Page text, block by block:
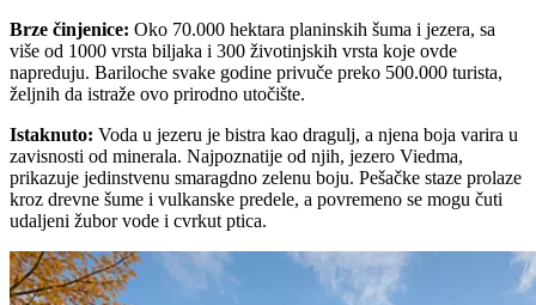
Brze činjenice: Oko 70.000 hektara planinskih šuma i jezera, sa
više od 1000 vrsta biljaka i 300 životinjskih vrsta koje ovde
napreduju. Bariloche svake godine privuče preko 500.000 turista,
željnih da istraže ovo prirodno utočište.
Istaknuto: Voda u jezeru je bistra kao dragulj, a njena boja varira u
zavisnosti od minerala. Najpoznatije od njih, jezero Viedma,
prikazuje jedinstvenu smaragdno zelenu boju. Pešačke staze prolaze
kroz drevne šume i vulkanske predele, a povremeno se mogu čuti
udaljeni žubor vode i cvrkut ptica.